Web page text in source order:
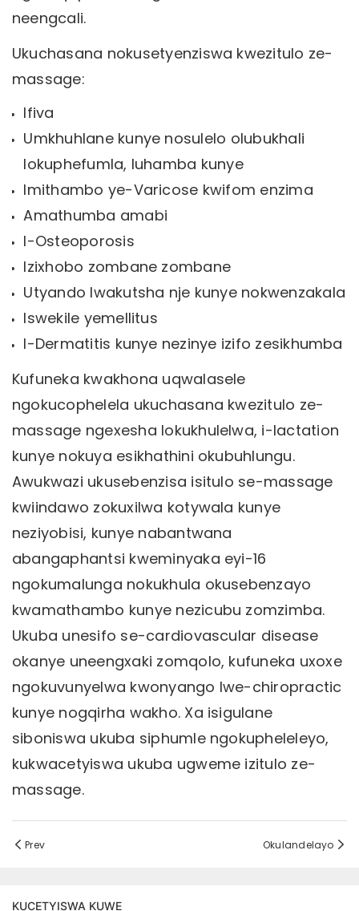
neengcali.
Ukuchasana nokusetyenziswa kwezitulo ze-
massage:
Ifiva
Umkhuhlane kunye nosulelo olubukhali
lokuphefumla, luhamba kunye
Imithambo ye-Varicose kwifom enzima
Amathumba amabi
I-Osteoporosis
Izixhobo zombane zombane
Utyando lwakutsha nje kunye nokwenzakala
Iswekile yemellitus
I-Dermatitis kunye nezinye izifo zesikhumba
Kufuneka kwakhona uqwalasele
ngokucophelela ukuchasana kwezitulo ze-
massage ngexesha lokukhulelwa, i-lactation
kunye nokuya esikhathini okubuhlungu.
Awukwazi ukusebenzisa isitulo se-massage
kwiindawo zokuxilwa kotywala kunye
neziyobisi, kunye nabantwana
abangaphantsi kweminyaka eyi-16
ngokumalunga nokukhula okusebenzayo
kwamathambo kunye nezicubu zomzimba.
Ukuba unesifo se-cardiovascular disease
okanye uneengxaki zomqolo, kufuneka uxoxe
ngokuvunyelwa kwonyango lwe-chiropractic
kunye nogqirha wakho. Xa isigulane
siboniswa ukuba siphumle ngokupheleleyo,
kukwacetyiswa ukuba ugweme izitulo ze-
massage.
Prev Okulandelayo
KUCETYISWA KUWE